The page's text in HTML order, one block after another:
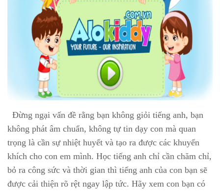
Đừng ngại vấn đề rằng bạn không giỏi tiếng anh, bạn
không phát âm chuẩn, không tự tin dạy con mà quan
trọng là cần sự nhiệt huyết và tạo ra được các khuyến
khích cho con em mình. Học tiếng anh chỉ cần chăm chỉ,
bỏ ra công sức và thời gian thì tiếng anh của con bạn sẽ
được cải thiện rõ rệt ngay lập tức. Hãy xem con bạn có